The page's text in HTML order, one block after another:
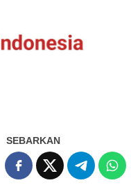
SEBARKAN